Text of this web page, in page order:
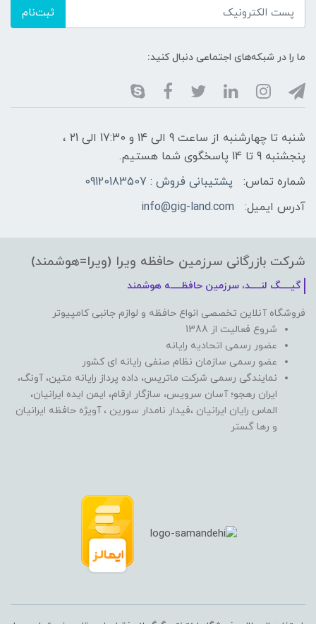
ثبت‌نام
ما را در شبکه‌های اجتماعی دنبال کنید:
شنبه تا چهارشنبه از ساعت 9 الی ۱4 و 17:30 الی ۲1 ،
پنجشنبه 9 تا 14 پاسخگوی شما هستیم.
شماره تماس:
پشتیبانی فروش : 09120183507
آدرس ایمیل:
info@gig-land.com
شرکت بازرگانی سرزمین حافظه ویرا (ویرا=هوشمند)
گیـــــگ لنـــــد، سرزمین حافظـــــه هوشمند
فروشگاه آنلاین تخصصی انواع حافظه و لوازم جانبی کامپیوتر
شروع فعالیت از 1388
عضور رسمی اتحادیه رایانه
عضو رسمی سازمان نظام صنفی رایانه ای کشور
نمایندگی رسمی شرکت ماتریس، داده پرداز رایانه متین، آونگ،
ایران رهجو؛ آسان سرویس، سازگار ارقام، ایمن ایده ایرانیان،
الماس رایان ایرانیان ،فیدار نامدار سورین ، آویژه حافظه ایرانیان
و رها گستر